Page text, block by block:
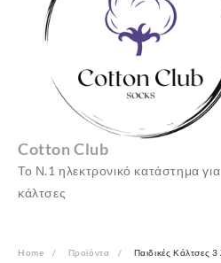
Cotton Club
Το Ν.1 ηλεκτρονικό κατάστημα για
κάλτσες
Home Προϊόντα Παιδικές Κάλτσες